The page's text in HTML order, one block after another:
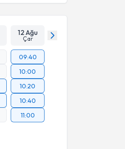
12 Ağu
Çar
09:40
10:00
10:20
10:40
11:00